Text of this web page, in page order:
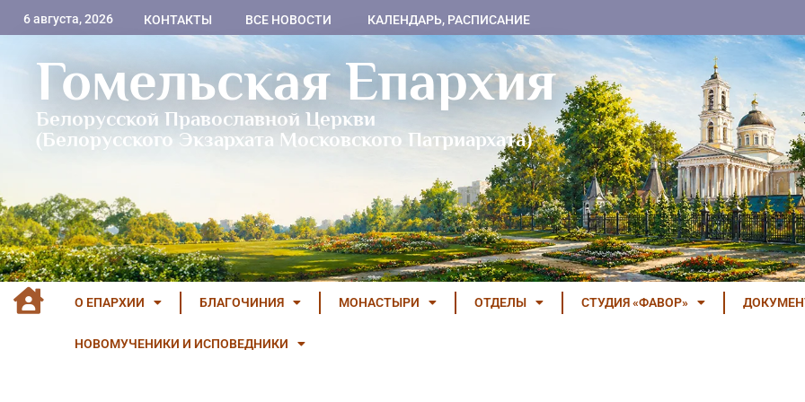
6 августа, 2026 КОНТАКТЫ ВСЕ НОВОСТИ КАЛЕНДАРЬ, РАСПИСАНИЕ
Гомельская Епархия
Белорусской Православной Церкви
(Белорусского Экзархата Московского Патриархата)
О ЕПАРХИИ БЛАГОЧИНИЯ МОНАСТЫРИ ОТДЕЛЫ СТУДИЯ «ФАВОР»
НОВОМУЧЕНИКИ И ИСПОВЕДНИКИ